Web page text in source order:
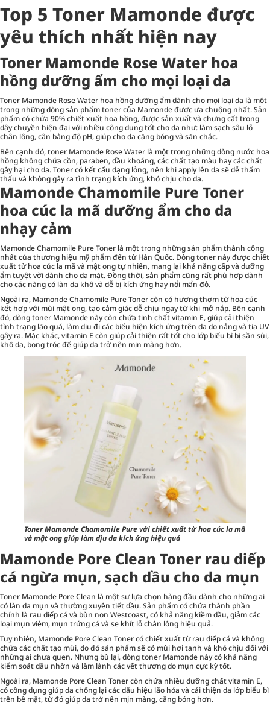
Top 5 Toner Mamonde được
yêu thích nhất hiện nay
Toner Mamonde Rose Water hoa
hồng dưỡng ẩm cho mọi loại da
Toner Mamonde Rose Water hoa hồng dưỡng ẩm dành cho mọi loại da là một
trong những dòng sản phẩm toner của Mamonde được ưa chuộng nhất. Sản
phẩm có chứa 90% chiết xuất hoa hồng, được sản xuất và chưng cất trong
dây chuyền hiện đại với nhiều công dụng tốt cho da như: làm sạch sâu lỗ
chân lông, cân bằng độ pH, giúp cho da căng bóng và săn chắc.
Bên cạnh đó, toner Mamonde Rose Water là một trong những dòng nước hoa
hồng không chứa cồn, paraben, dầu khoáng, các chất tạo màu hay các chất
gây hại cho da. Toner có kết cấu dạng lỏng, nên khi apply lên da sẽ dễ thẩm
thấu và không gây ra tình trạng kích ứng, khó chịu cho da.
Mamonde Chamomile Pure Toner
hoa cúc la mã dưỡng ẩm cho da
nhạy cảm
Mamonde Chamomile Pure Toner là một trong những sản phẩm thành công
nhất của thương hiệu mỹ phẩm đến từ Hàn Quốc. Dòng toner này được chiết
xuất từ hoa cúc la mã và mật ong tự nhiên, mang lại khả năng cấp và dưỡng
ẩm tuyệt vời dành cho da mặt. Đồng thời, sản phẩm cũng rất phù hợp dành
cho các nàng có làn da khô và dễ bị kích ứng hay nổi mẩn đỏ.
Ngoài ra, Mamonde Chamomile Pure Toner còn có hương thơm từ hoa cúc
kết hợp với mùi mật ong, tạo cảm giác dễ chịu ngay từ khi mở nắp. Bên cạnh
đó, dòng toner Mamonde này còn chứa tinh chất vitamin E, giúp cải thiện
tình trạng lão quá, làm dịu đi các biểu hiện kích ứng trên da do nắng và tia UV
gây ra. Mặc khác, vitamin E còn giúp cải thiện rất tốt cho lớp biểu bì bị sần sùi,
khô da, bong tróc để giúp da trở nên mịn màng hơn.
Toner Mamonde Chamomile Pure với chiết xuất từ hoa cúc la mã
và mật ong giúp làm dịu da kích ứng hiệu quả
Mamonde Pore Clean Toner rau diếp
cá ngừa mụn, sạch dầu cho da mụn
Toner Mamonde Pore Clean là một sự lựa chọn hàng đầu dành cho những ai
có làn da mụn và thường xuyên tiết dầu. Sản phẩm có chứa thành phần
chính là rau diếp cá và bùn non Westcoast, có khả năng kiềm dầu, giảm các
loại mụn viêm, mụn trứng cá và se khít lỗ chân lông hiệu quả.
Tuy nhiên, Mamonde Pore Clean Toner có chiết xuất từ rau diếp cá và không
chứa các chất tạo mùi, do đó sản phẩm sẽ có mùi hơi tanh và khó chịu đối với
những ai chưa quen. Nhưng bù lại, dòng toner Mamonde này có khả năng
kiểm soát dầu nhờn và làm lành các vết thương do mụn cực kỳ tốt.
Ngoài ra, Mamonde Pore Clean Toner còn chứa nhiều dưỡng chất vitamin E,
có công dụng giúp da chống lại các dấu hiệu lão hóa và cải thiện da lớp biểu bì
trên bề mặt, từ đó giúp da trở nên mịn màng, căng bóng hơn.